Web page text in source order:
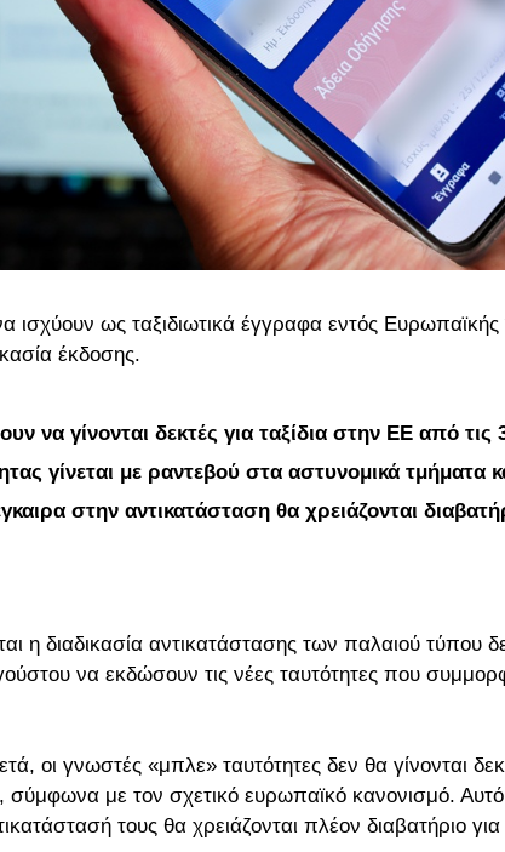
ισχύουν ως ταξιδιωτικά έγγραφα εντός
έκδοσης.
να γίνονται δεκτές για ταξίδια στην ΕΕ από
γίνεται με ραντεβού στα αστυνομικά τμήματα
στην αντικατάσταση θα χρειάζονται
η διαδικασία αντικατάστασης των παλαιού τύπου
να εκδώσουν τις νέες ταυτότητες που
οι γνωστές «μπλε» ταυτότητες δεν θα γίνονται
με τον σχετικό ευρωπαϊκό κανονισμό. Αυτό
τους θα χρειάζονται πλέον διαβατήριο για